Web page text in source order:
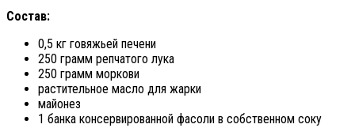
Состав:
0,5 кг говяжьей печени
250 грамм репчатого лука
250 грамм моркови
растительное масло для жарки
майонез
1 банка консервированной фасоли в собственном соку